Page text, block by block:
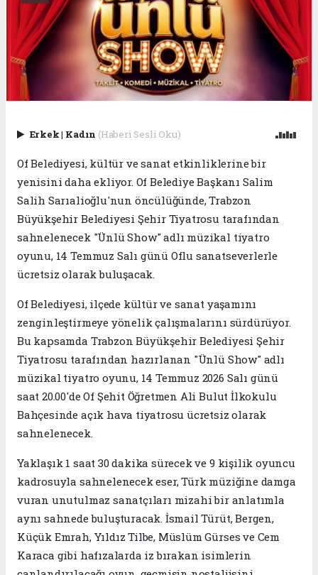
Erkek| Kadın (Haberi Sesli Oku)
Of Belediyesi, kültür ve sanat etkinliklerine bir
yenisini daha ekliyor. Of Belediye Başkanı Salim
Salih Sarıalioğlu'nun öncülüğünde, Trabzon
Büyükşehir Belediyesi Şehir Tiyatrosu tarafından
sahnelenecek "Ünlü Show" adlı müzikal tiyatro
oyunu, 14 Temmuz Salı günü Oflu sanatseverlerle
ücretsiz olarak buluşacak.
Of Belediyesi, ilçede kültür ve sanat yaşamını
zenginleştirmeye yönelik çalışmalarını sürdürüyor.
Bu kapsamda Trabzon Büyükşehir Belediyesi Şehir
Tiyatrosu tarafından hazırlanan "Ünlü Show" adlı
müzikal tiyatro oyunu, 14 Temmuz 2026 Salı günü
saat 20.00'de Of Şehit Öğretmen Ali Bulut İlkokulu
Bahçesinde açık hava tiyatrosu ücretsiz olarak
sahnelenecek.
Yaklaşık 1 saat 30 dakika sürecek ve 9 kişilik oyuncu
kadrosuyla sahnelenecek eser, Türk müziğine damga
vuran unutulmaz sanatçıları mizahi bir anlatımla
aynı sahnede buluşturacak. İsmail Türüt, Bergen,
Küçük Emrah, Yıldız Tilbe, Müslüm Gürses ve Cem
Karaca gibi hafızalarda iz bırakan isimlerin